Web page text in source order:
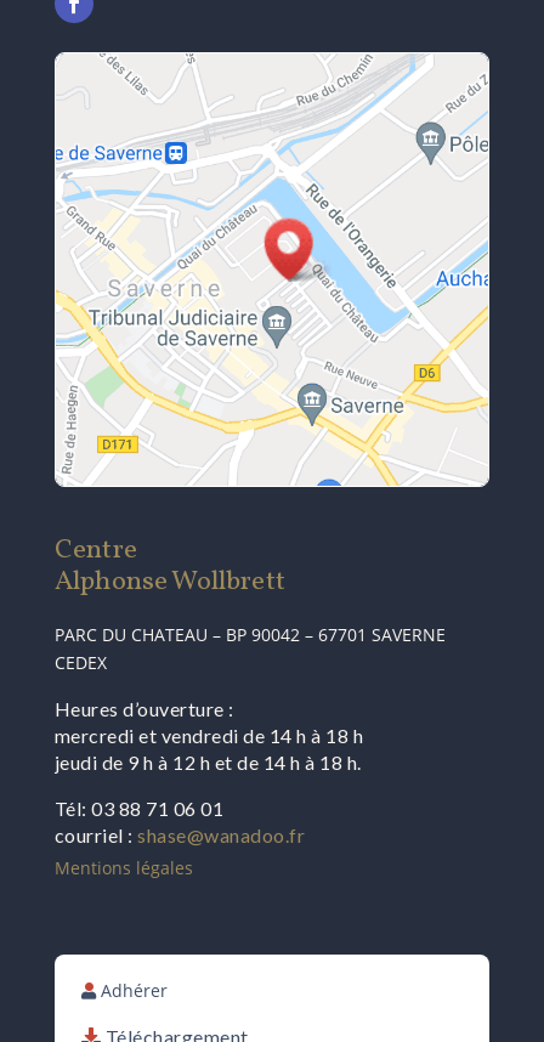
Centre
Alphonse Wollbrett
PARC DU CHATEAU – BP 90042 – 67701 SAVERNE
CEDEX
Heures d’ouverture :
mercredi et vendredi de 14 h à 18 h
jeudi de 9 h à 12 h et de 14 h à 18 h.
Tél: 03 88 71 06 01
courriel :shase@wanadoo.fr
Mentions légales
Adhérer
Téléchargement